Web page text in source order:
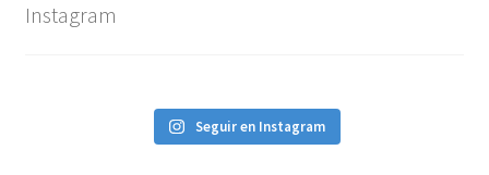
Instagram
Seguir en Instagram